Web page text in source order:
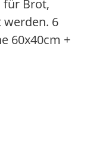
für Brot,
werden. 6
60x40cm +